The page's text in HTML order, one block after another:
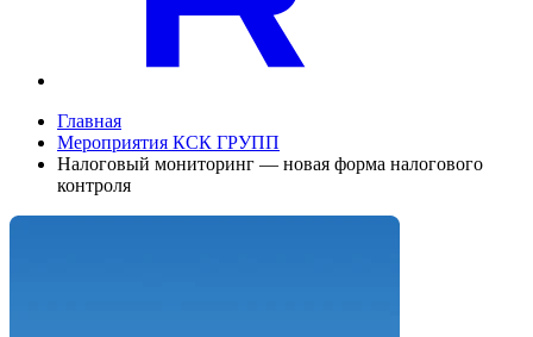
Главная
Мероприятия КСК ГРУПП
Налоговый мониторинг — новая форма налогового
контроля